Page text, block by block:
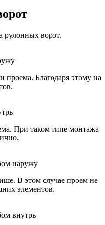
рулонных ворот.
проема. Благодаря этому на
При таком типе монтажа
наружу
В этом случае проем не
элементов.
внутрь